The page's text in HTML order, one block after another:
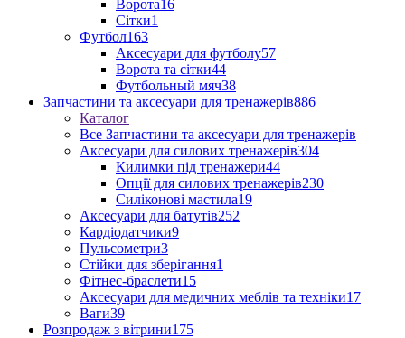
Ворота16
Сітки1
Футбол163
Аксесуари для футболу57
Ворота та сітки44
Футбольный мяч38
Запчастини та аксесуари для тренажерів886
Каталог
Все Запчастини та аксесуари для тренажерів
Аксесуари для силових тренажерів304
Килимки під тренажери44
Опції для силових тренажерів230
Силіконові мастила19
Аксесуари для батутів252
Кардіодатчики9
Пульсометри3
Стійки для зберігання1
Фітнес-браслети15
Аксесуари для медичних меблів та техніки17
Ваги39
Розпродаж з вітрини175